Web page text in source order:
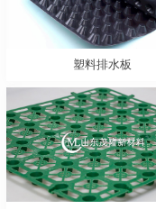
塑料排水板